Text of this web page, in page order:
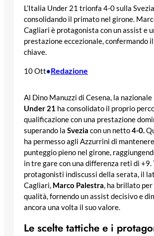
L’Italia Under 21 trionfa 4-0 sulla
consolidando il primato nel girone.
Cagliari è protagonista con un assist e
prestazione eccezionale, confermando
chiave.
10 Ott•Redazione
Al Dino Manuzzi di Cesena, la
Under 21 ha consolidato il proprio
qualificazione con una prestazione
superando la Svezia con un netto4-0.
ha permesso agli Azzurrini di
punteggio pieno nel girone,
in tre gare con una differenza reti di +9.
protagonisti indiscussi della serata, il
Cagliari, Marco Palestra, ha brillato
qualità, fornendo un assist decisivo e
ancora una volta il suo valore.
Le scelte tattiche e i